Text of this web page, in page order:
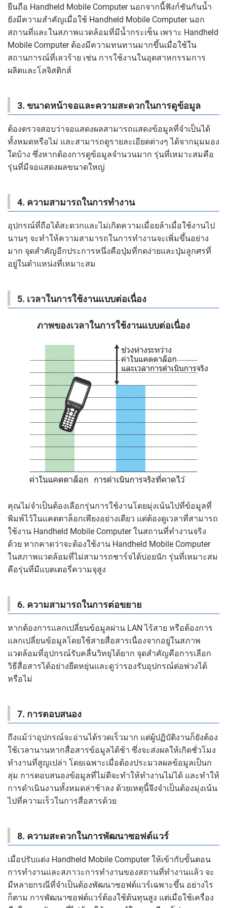
ยืนถือ Handheld Mobile Computer นอกจากนี้ฟังก์ชันกันน้ำ
ยังมีความสำคัญเมื่อใช้ Handheld Mobile Computer นอก
สถานที่และในสภาพแวดล้อมที่มีน้ำกระเซ็น เพราะ Handheld
Mobile Computer ต้องมีความทนทานมากขึ้นเมื่อใช้ใน
สถานการณ์ที่เลวร้าย เช่น การใช้งานในอุตสาหกรรมการ
ผลิตและโลจิสติกส์
3. ขนาดหน้าจอและความสะดวกในการดูข้อมูล
ต้องตรวจสอบว่าจอแสดงผลสามารถแสดงข้อมูลที่จำเป็นได้
ทั้งหมดหรือไม่ และสามารถดูรายละเอียดต่างๆ ได้จากมุมมอง
ใดบ้าง ซึ่งหากต้องการดูข้อมูลจำนวนมาก รุ่นที่เหมาะสมคือ
รุ่นที่มีจอแสดงผลขนาดใหญ่
4. ความสามารถในการทำงาน
อุปกรณ์ที่ถือได้สะดวกและไม่เกิดความเมื่อยล้าเมื่อใช้งานไป
นานๆ จะทำให้ความสามารถในการทำงานจะเพิ่มขึ้นอย่าง
มาก จุดสำคัญอีกประการหนึ่งคือปุ่มที่กดง่ายและปุ่มลูกศรที่
อยู่ในตำแหน่งที่เหมาะสม
5. เวลาในการใช้งานแบบต่อเนื่อง
ภาพของเวลาในการใช้งานแบบต่อเนื่อง
คุณไม่จำเป็นต้องเลือกรุ่นการใช้งานโดยมุ่งเน้นไปที่ข้อมูลที่
พิมพ์ไว้ในแคตตาล็อกเพียงอย่างเดียว แต่ต้องดูเวลาที่สามารถ
ใช้งาน Handheld Mobile Computer ในสถานที่ทำงานจริง
ด้วย หากคาดว่าจะต้องใช้งาน Handheld Mobile Computer
ในสภาพแวดล้อมที่ไม่สามารถชาร์จได้บ่อยนัก รุ่นที่เหมาะสม
คือรุ่นที่มีแบตเตอรี่ความจุสูง
6. ความสามารถในการต่อขยาย
หากต้องการแลกเปลี่ยนข้อมูลผ่าน LAN ไร้สาย หรือต้องการ
แลกเปลี่ยนข้อมูลโดยใช้สายสื่อสารเนื่องจากอยู่ในสภาพ
แวดล้อมที่อุปกรณ์รับคลื่นวิทยุได้ยาก จุดสำคัญคือการเลือก
วิธีสื่อสารได้อย่างยืดหยุ่นและดูว่ารองรับอุปกรณ์ต่อพ่วงได้
หรือไม่
7. การตอบสนอง
ถึงแม้ว่าอุปกรณ์จะอ่านได้รวดเร็วมาก แต่ผู้ปฏิบัติงานก็ยังต้อง
ใช้เวลานานหากสื่อสารข้อมูลได้ช้า ซึ่งจะส่งผลให้เกิดชั่วโมง
ทำงานที่สูญเปล่า โดยเฉพาะเมื่อต้องประมวลผลข้อมูลเป็นก
ลุ่ม การตอบสนองข้อมูลที่ไม่ดีจะทำให้ทำงานไม่ได้ และทำให้
การดำเนินงานทั้งหมดล่าช้าลง ด้วยเหตุนี้จึงจำเป็นต้องมุ่งเน้น
ไปที่ความเร็วในการสื่อสารด้วย
8. ความสะดวกในการพัฒนาซอฟต์แวร์
เมื่อปรับแต่ง Handheld Mobile Computer ให้เข้ากับขั้นตอน
การทำงานและสภาวะการทำงานของสถานที่ทำงานแล้ว จะ
มีหลายกรณีที่จำเป็นต้องพัฒนาซอฟต์แวร์เฉพาะขึ้น อย่างไร
ก็ตาม การพัฒนาซอฟต์แวร์ต้องใช้ต้นทุนสูง แต่เมื่อใช้เครื่อง